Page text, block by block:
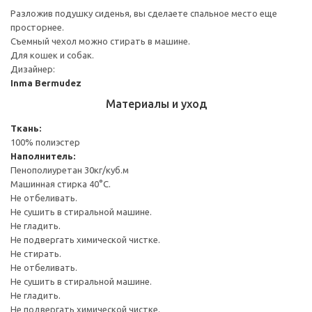
Разложив подушку сиденья, вы сделаете спальное место еще
просторнее.
Съемный чехол можно стирать в машине.
Для кошек и собак.
Дизайнер:
Inma Bermudez
Материалы и уход
Ткань:
100% полиэстер
Наполнитель:
Пенополиуретан 30кг/куб.м
Машинная стирка 40°С.
Не отбеливать.
Не сушить в стиральной машине.
Не гладить.
Не подвергать химической чистке.
Не стирать.
Не отбеливать.
Не сушить в стиральной машине.
Не гладить.
Не подвергать химической чистке.